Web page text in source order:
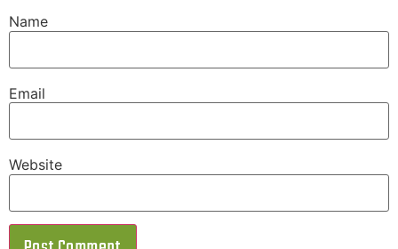
Name
Email
Website